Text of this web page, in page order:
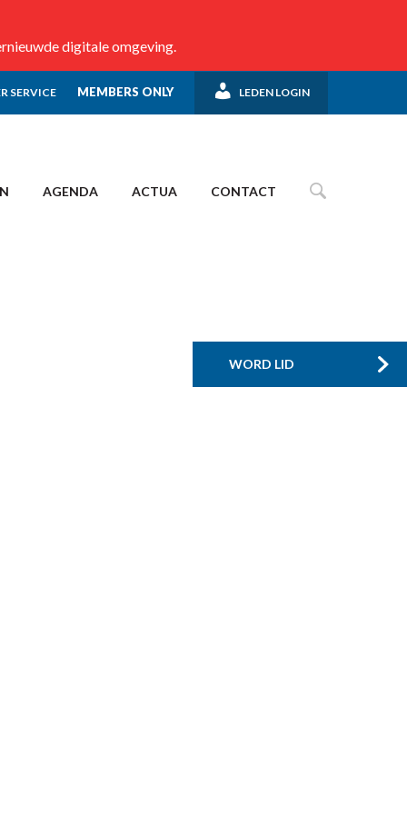
digitale omgeving.
SERVICE MEMBERS ONLY LEDEN LOGIN
AGENDA ACTUA CONTACT
WORD LID